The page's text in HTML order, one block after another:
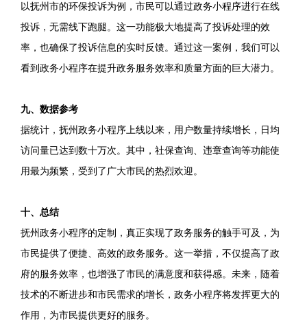
以抚州市的环保投诉为例，市民可以通过政务小程序进行在线
投诉，无需线下跑腿。这一功能极大地提高了投诉处理的效
率，也确保了投诉信息的实时反馈。通过这一案例，我们可以
看到政务小程序在提升政务服务效率和质量方面的巨大潜力。
九、数据参考
据统计，抚州政务小程序上线以来，用户数量持续增长，日均
访问量已达到数十万次。其中，社保查询、违章查询等功能使
用最为频繁，受到了广大市民的热烈欢迎。
十、总结
抚州政务小程序的定制，真正实现了政务服务的触手可及，为
市民提供了便捷、高效的政务服务。这一举措，不仅提高了政
府的服务效率，也增强了市民的满意度和获得感。未来，随着
技术的不断进步和市民需求的增长，政务小程序将发挥更大的
作用，为市民提供更好的服务。